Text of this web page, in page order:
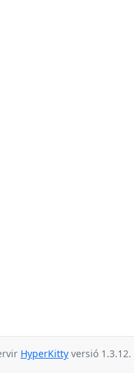
HyperKitty versió 1.3.12.